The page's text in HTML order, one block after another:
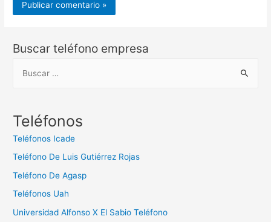
Buscar teléfono empresa
c
Teléfonos
Teléfonos Icade
Teléfono De Luis Gutiérrez Rojas
Teléfono De Agasp
Teléfonos Uah
Universidad Alfonso X El Sabio Teléfono